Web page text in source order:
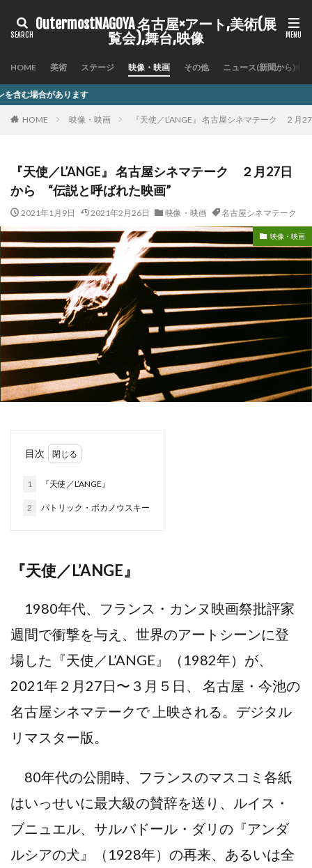
OutermostNAGOYA 名古屋×アート,美術(展
覧会),舞台,映像
HOME 美術 ステージ 映像・映画 その他 ニュース(新聞から)
HOME 映像・映画 『天使／L’ANGE』 名古屋シネマテーク ２月
『天使／L’ANGE』 名古屋シネマテーク ２月27日
から “伝説と呼ばれた映画”
2021年1月9日 2021年2月26日 映像・映画 名古屋シネマテーク
映像・映画
目次
1 『天使／L’ANGE』
2 パトリック・ボカノウスキー
『天使／L’ANGE』
1980年代、フランス・カンヌ映画祭批評家
週間で衝撃を与え、世界のアートシーンに登
場した『天使／L’ANGE』（1982年）が、
2021年２月27日〜３月５日、 名古屋・今池の
名古屋シネマテークで 上映される。デジタル
リマスター版。
80年代の公開時、フランスのマスコミ各紙
はいっせいに最大級の賛辞を送り、ルイス・
ブニュエル、サルバドール・ダリの『アンダ
ルシアの犬』（1928年）の再来、あるいは全